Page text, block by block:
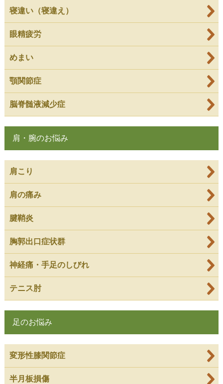
寝違い（寝違え）
眼精疲労
めまい
顎関節症
脳脊髄液減少症
肩・腕のお悩み
肩こり
肩の痛み
腱鞘炎
胸郭出口症状群
神経痛・手足のしびれ
テニス肘
足のお悩み
変形性膝関節症
半月板損傷